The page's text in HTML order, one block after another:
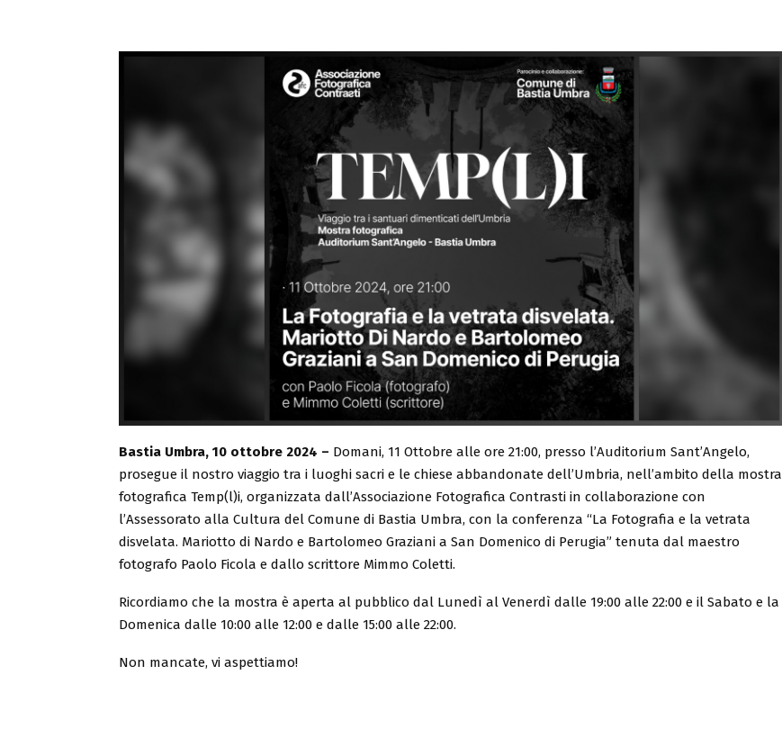
Bastia Umbra, 10 ottobre 2024 – Domani, 11 Ottobre alle ore 21:00, presso l’Auditorium Sant’Angelo,
prosegue il nostro viaggio tra i luoghi sacri e le chiese abbandonate dell’Umbria, nell’ambito della mostra
fotografica Temp(l)i, organizzata dall’Associazione Fotografica Contrasti in collaborazione con
l’Assessorato alla Cultura del Comune di Bastia Umbra, con la conferenza “La Fotografia e la vetrata
disvelata. Mariotto di Nardo e Bartolomeo Graziani a San Domenico di Perugia” tenuta dal maestro
fotografo Paolo Ficola e dallo scrittore Mimmo Coletti.
Ricordiamo che la mostra è aperta al pubblico dal Lunedì al Venerdì dalle 19:00 alle 22:00 e il Sabato e la
Domenica dalle 10:00 alle 12:00 e dalle 15:00 alle 22:00.
Non mancate, vi aspettiamo!